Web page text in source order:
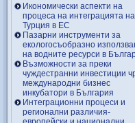
Икономически аспекти на
процеса на интеграцията на
Турция в ЕС
Пазарни инструменти за
екологосъобразно
на водните ресурси в
Възможности за преки
чуждестранни инвестиции
международни бизнес
инкубатори в България
Интеграционни процеси и
регионални различия-